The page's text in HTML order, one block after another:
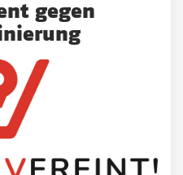
gegen